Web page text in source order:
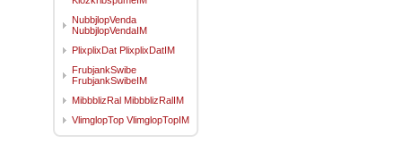
NubbjlopVenda
NubbjlopVendaIM
PlixplixDat PlixplixDatIM
FrubjankSwibe
FrubjankSwibeIM
MibbblizRal MibbblizRalIM
VlimglopTop VlimglopTopIM